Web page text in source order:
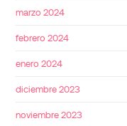
marzo 2024
febrero 2024
enero 2024
diciembre 2023
noviembre 2023